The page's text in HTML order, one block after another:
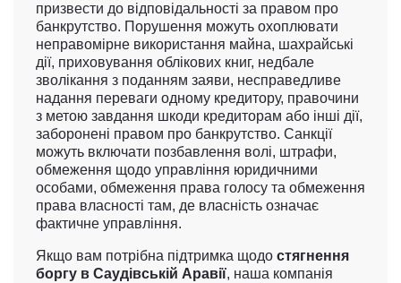
призвести до відповідальності за правом про
банкрутство. Порушення можуть охоплювати
неправомірне використання майна, шахрайські
дії, приховування облікових книг, недбале
зволікання з поданням заяви, несправедливе
надання переваги одному кредитору, правочини
з метою завдання шкоди кредиторам або інші дії,
заборонені правом про банкрутство. Санкції
можуть включати позбавлення волі, штрафи,
обмеження щодо управління юридичними
особами, обмеження права голосу та обмеження
права власності там, де власність означає
фактичне управління.
Якщо вам потрібна підтримка щодо стягнення
боргу в Саудівській Аравії, наша компанія